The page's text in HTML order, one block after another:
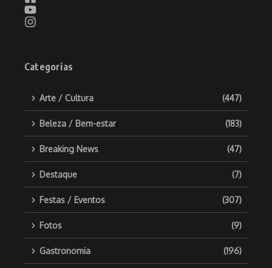
Categorias
Arte / Cultura (447)
Beleza / Bem-estar (183)
Breaking News (47)
Destaque (7)
Festas / Eventos (307)
Fotos (9)
Gastronomia (196)